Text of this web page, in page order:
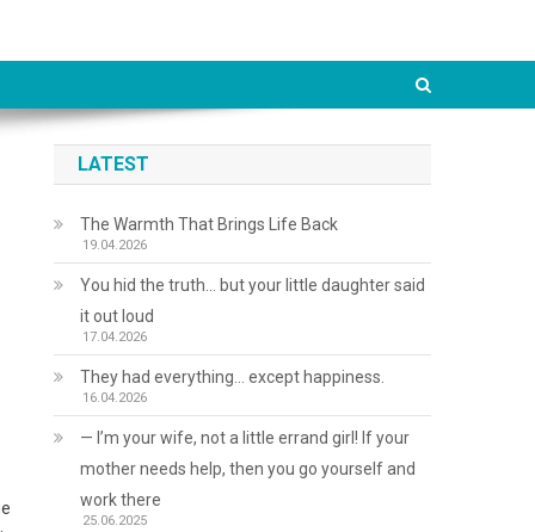
LATEST
The Warmth That Brings Life Back
19.04.2026
You hid the truth… but your little daughter said
it out loud
17.04.2026
They had everything… except happiness.
16.04.2026
— I’m your wife, not a little errand girl! If your
mother needs help, then you go yourself and
work there
25.06.2025